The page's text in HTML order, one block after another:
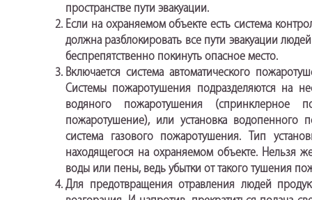
пространстве пути эвакуации.
Если на охраняемом объекте есть система
должна разблокировать все пути эвакуации
беспрепятственно покинуть опасное место.
Включается система автоматического
Системы пожаротушения подразделяются на
водяного пожаротушения (спринклерное
пожаротушение), или установка водопенного
система газового пожаротушения. Тип
находящегося на охраняемом объекте. Нельзя
воды или пены, ведь убытки от такого тушения
Для предотвращения отравления людей